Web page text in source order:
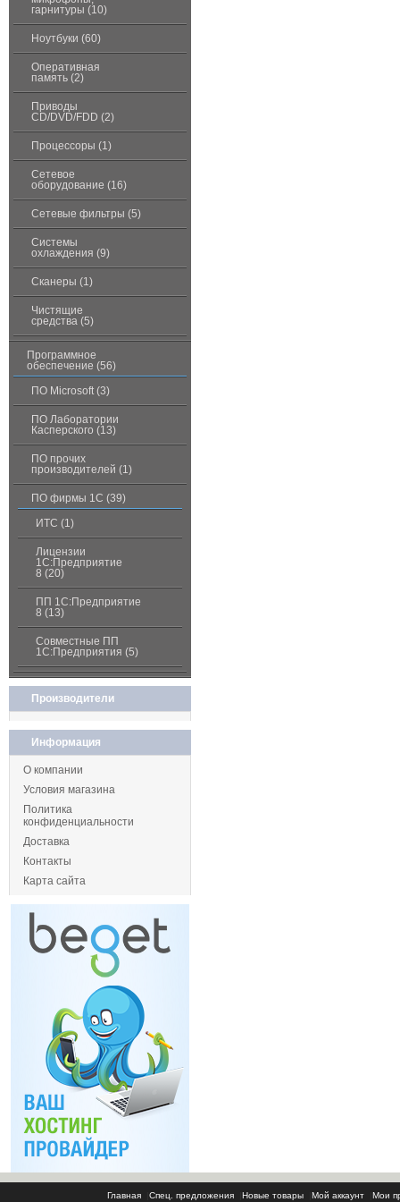
гарнитуры (10)
Ноутбуки (60)
Оперативная
память (2)
Приводы
CD/DVD/FDD (2)
Процессоры (1)
Сетевое
оборудование (16)
Сетевые фильтры (5)
Системы
охлаждения (9)
Сканеры (1)
Чистящие
средства (5)
Программное
обеспечение (56)
ПО Microsoft (3)
ПО Лаборатории
Касперского (13)
ПО прочих
производителей (1)
ПО фирмы 1С (39)
ИТС (1)
Лицензии
1С:Предприятие
8 (20)
ПП 1С:Предприятие
8 (13)
Совместные ПП
1С:Предприятия (5)
Производители
Информация
О компании
Условия магазина
Политика
конфиденциальности
Доставка
Контакты
Карта сайта
Главная Спец. предложения Новые товары Мой аккаунт Мои